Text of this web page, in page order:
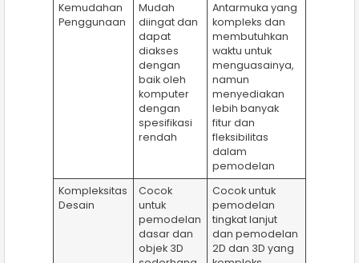
Kemudahan
Penggunaan
Mudah
diingat dan
dapat
diakses
dengan
baik oleh
komputer
dengan
spesifikasi
rendah
Antarmuka yang
kompleks dan
membutuhkan
waktu untuk
menguasainya,
namun
menyediakan
lebih banyak
fitur dan
fleksibilitas
dalam
pemodelan
Kompleksitas
Desain
Cocok
untuk
pemodelan
dasar dan
objek 3D
Cocok untuk
pemodelan
tingkat lanjut
dan pemodelan
2D dan 3D yang